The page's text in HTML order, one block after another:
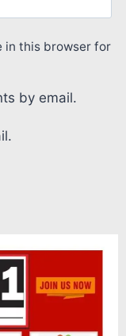
in this browser for
by email.